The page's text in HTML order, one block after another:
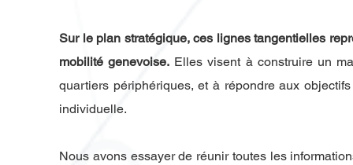
Sur le plan stratégique, ces lignes tangentielles
mobilité genevoise. Elles visent à construire un
quartiers périphériques, et à répondre aux
individuelle.
Nous avons essayer de réunir toutes les